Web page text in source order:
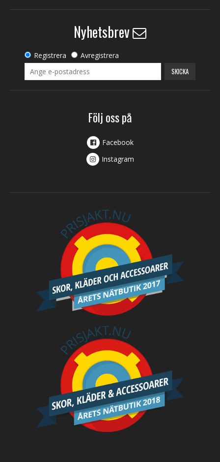
Nyhetsbrev
Registrera Avregistrera
SKICKA
Följ oss på
Facebook
Instagram